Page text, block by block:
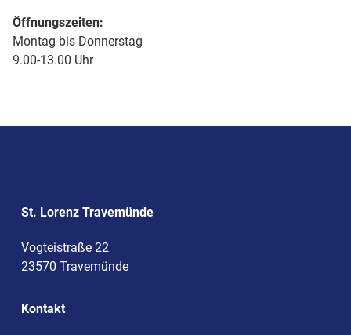
Öffnungszeiten:
Montag bis Donnerstag
9.00-13.00 Uhr
St. Lorenz Travemünde
Vogteistraße 22
23570 Travemünde
Kontakt